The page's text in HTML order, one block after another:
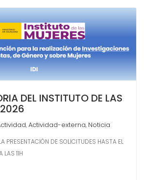
DEL INSTITUTO DE LAS
,Actividad-externa, Noticia
PRESENTACIÓN DE SOLICITUDES HASTA EL
11H